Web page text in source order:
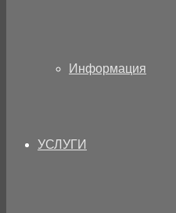
Информация
УСЛУГИ